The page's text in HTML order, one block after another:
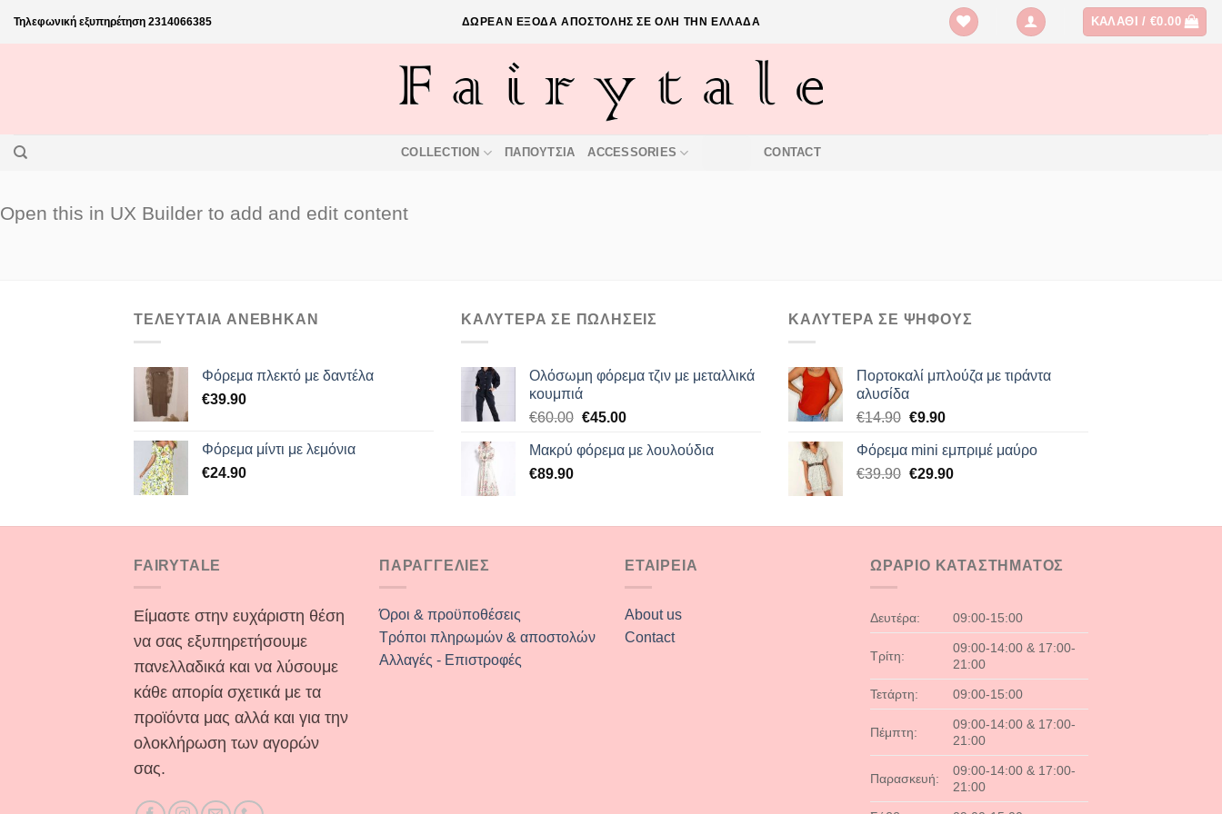
Τηλεφωνική εξυπηρέτηση 2314066385 ΔΩΡΕΑΝ ΕΞΟΔΑ ΑΠΟΣΤΟΛΗΣ ΣΕ ΟΛΗ ΤΗΝ ΕΛΛΑΔΑ ΚΑΛΆΘΙ /€0.00
COLLECTION ΠΑΠΟΥΤΣΙΑ ACCESSORIES CONTACT
Open this in UX Builder to add and edit content
ΤΕΛΕΥΤΑΙΑ ΑΝΕΒΗΚΑΝ
Φόρεμα πλεκτό με δαντέλα
€39.90
Φόρεμα μίντι με λεμόνια
€24.90
ΚΑΛΥΤΕΡΑ ΣΕ ΠΩΛΗΣΕΙΣ
Ολόσωμη φόρεμα τζιν με μεταλλικά
κουμπιά
€60.00 Original
was:
€45.00Η
τιμή
Μακρύ φόρεμα με λουλούδια
€89.90
ΚΑΛΥΤΕΡΑ ΣΕ ΨΗΦΟΥΣ
Πορτοκαλί μπλούζα με τιράντα
αλυσίδα
€14.90 Original
was:
€14.90.
€9.90Η
τιμή
είναι:
Φόρεμα mini εμπριμέ μαύρο
€39.90 Original
€39.90.
€29.90Η
είναι:
FAIRYTALE
Είμαστε στην ευχάριστη θέση
να σας εξυπηρετήσουμε
πανελλαδικά και να λύσουμε
κάθε απορία σχετικά με τα
προϊόντα μας αλλά και για την
ολοκλήρωση των αγορών
σας.
ΠΑΡΑΓΓΕΛΙΕΣ
Όροι & προϋποθέσεις
Τρόποι πληρωμών & αποστολών
Αλλαγές - Επιστροφές
ΕΤΑΙΡΕΙΑ
About us
Contact
ΩΡΑΡΙΟ ΚΑΤΑΣΤΗΜΑΤΟΣ
Δευτέρα: 09:00-15:00
Τρίτη:
09:00-14:00 & 17:00-
21:00
Τετάρτη: 09:00-15:00
Πέμπτη:
09:00-14:00 & 17:00-
21:00
Παρασκευή:
09:00-14:00 & 17:00-
21:00